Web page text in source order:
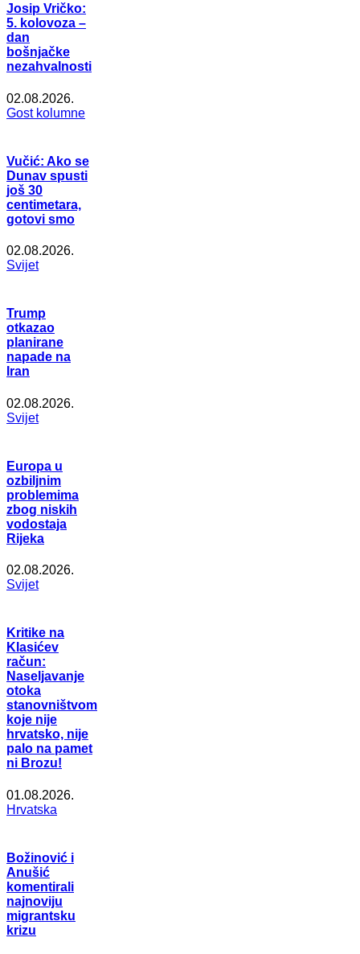
Josip Vričko:
5. kolovoza –
dan
bošnjačke
nezahvalnosti
02.08.2026.
Gost kolumne
Vučić: Ako se
Dunav spusti
još 30
centimetara,
gotovi smo
02.08.2026.
Svijet
Trump
otkazao
planirane
napade na
Iran
02.08.2026.
Svijet
Europa u
ozbiljnim
problemima
zbog niskih
vodostaja
Rijeka
02.08.2026.
Svijet
Kritike na
Klasićev
račun:
Naseljavanje
otoka
stanovništvom
koje nije
hrvatsko, nije
palo na pamet
ni Brozu!
01.08.2026.
Hrvatska
Božinović i
Anušić
komentirali
najnoviju
migrantsku
krizu